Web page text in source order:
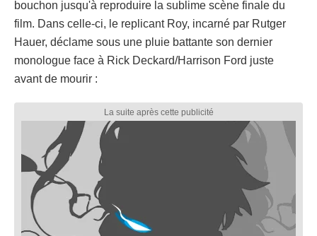
bouchon jusqu'à reproduire la sublime scène finale du
film. Dans celle-ci, le replicant Roy, incarné par Rutger
Hauer, déclame sous une pluie battante son dernier
monologue face à Rick Deckard/Harrison Ford juste
avant de mourir :